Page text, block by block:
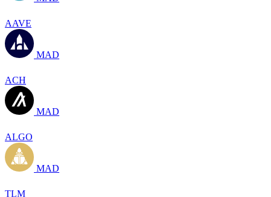
AAVE
MAD
ACH
MAD
ALGO
MAD
TLM